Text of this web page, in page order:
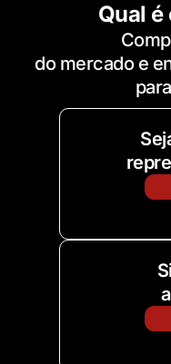
Qual é
do mercado e